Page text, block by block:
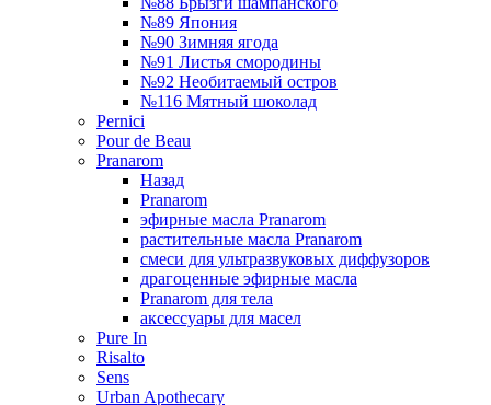
№89 Япония
№90 Зимняя ягода
№91 Листья смородины
№92 Необитаемый остров
№116 Мятный шоколад
Pernici
Pour de Beau
Pranarom
Назад
Pranarom
эфирные масла Pranarom
растительные масла Pranarom
смеси для ультразвуковых диффузоров
драгоценные эфирные масла
Pranarom для тела
аксессуары для масел
Pure In
Risalto
Sens
Urban Apothecary